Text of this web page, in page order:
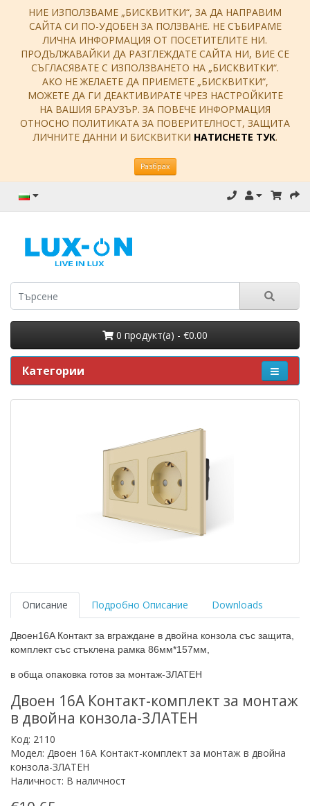
НИЕ ИЗПОЛЗВАМЕ „БИСКВИТКИ“, ЗА ДА НАПРАВИМ
САЙТА СИ ПО-УДОБЕН ЗА ПОЛЗВАНЕ. НЕ СЪБИРАМЕ
ЛИЧНА ИНФОРМАЦИЯ ОТ ПОСЕТИТЕЛИТЕ НИ.
ПРОДЪЛЖАВАЙКИ ДА РАЗГЛЕЖДАТЕ САЙТА НИ, ВИЕ СЕ
СЪГЛАСЯВАТЕ С ИЗПОЛЗВАНЕТО НА „БИСКВИТКИ“.
АКО НЕ ЖЕЛАЕТЕ ДА ПРИЕМЕТЕ „БИСКВИТКИ“,
МОЖЕТЕ ДА ГИ ДЕАКТИВИРАТЕ ЧРЕЗ НАСТРОЙКИТЕ
НА ВАШИЯ БРАУЗЪР. ЗА ПОВЕЧЕ ИНФОРМАЦИЯ
ОТНОСНО ПОЛИТИКАТА ЗА ПОВЕРИТЕЛНОСТ, ЗАЩИТА
ЛИЧНИТЕ ДАННИ И БИСКВИТКИ НАТИСНЕТЕ ТУК.
Разбрах
0 продукт(a) - €0.00
Категории
Описание Подробно Описание Downloads
Двоен16A Контакт за вграждане в двойна конзола със защита,
комплект със стъклена рамка 86мм*157мм,
в обща опаковка готов за монтаж-ЗЛАТЕН
Двоен 16A Контакт-комплект за монтаж
в двойна конзола-ЗЛАТЕН
Код: 2110
Модел: Двоен 16A Контакт-комплект за монтаж в двойна
конзола-ЗЛАТЕН
Наличност: В наличност